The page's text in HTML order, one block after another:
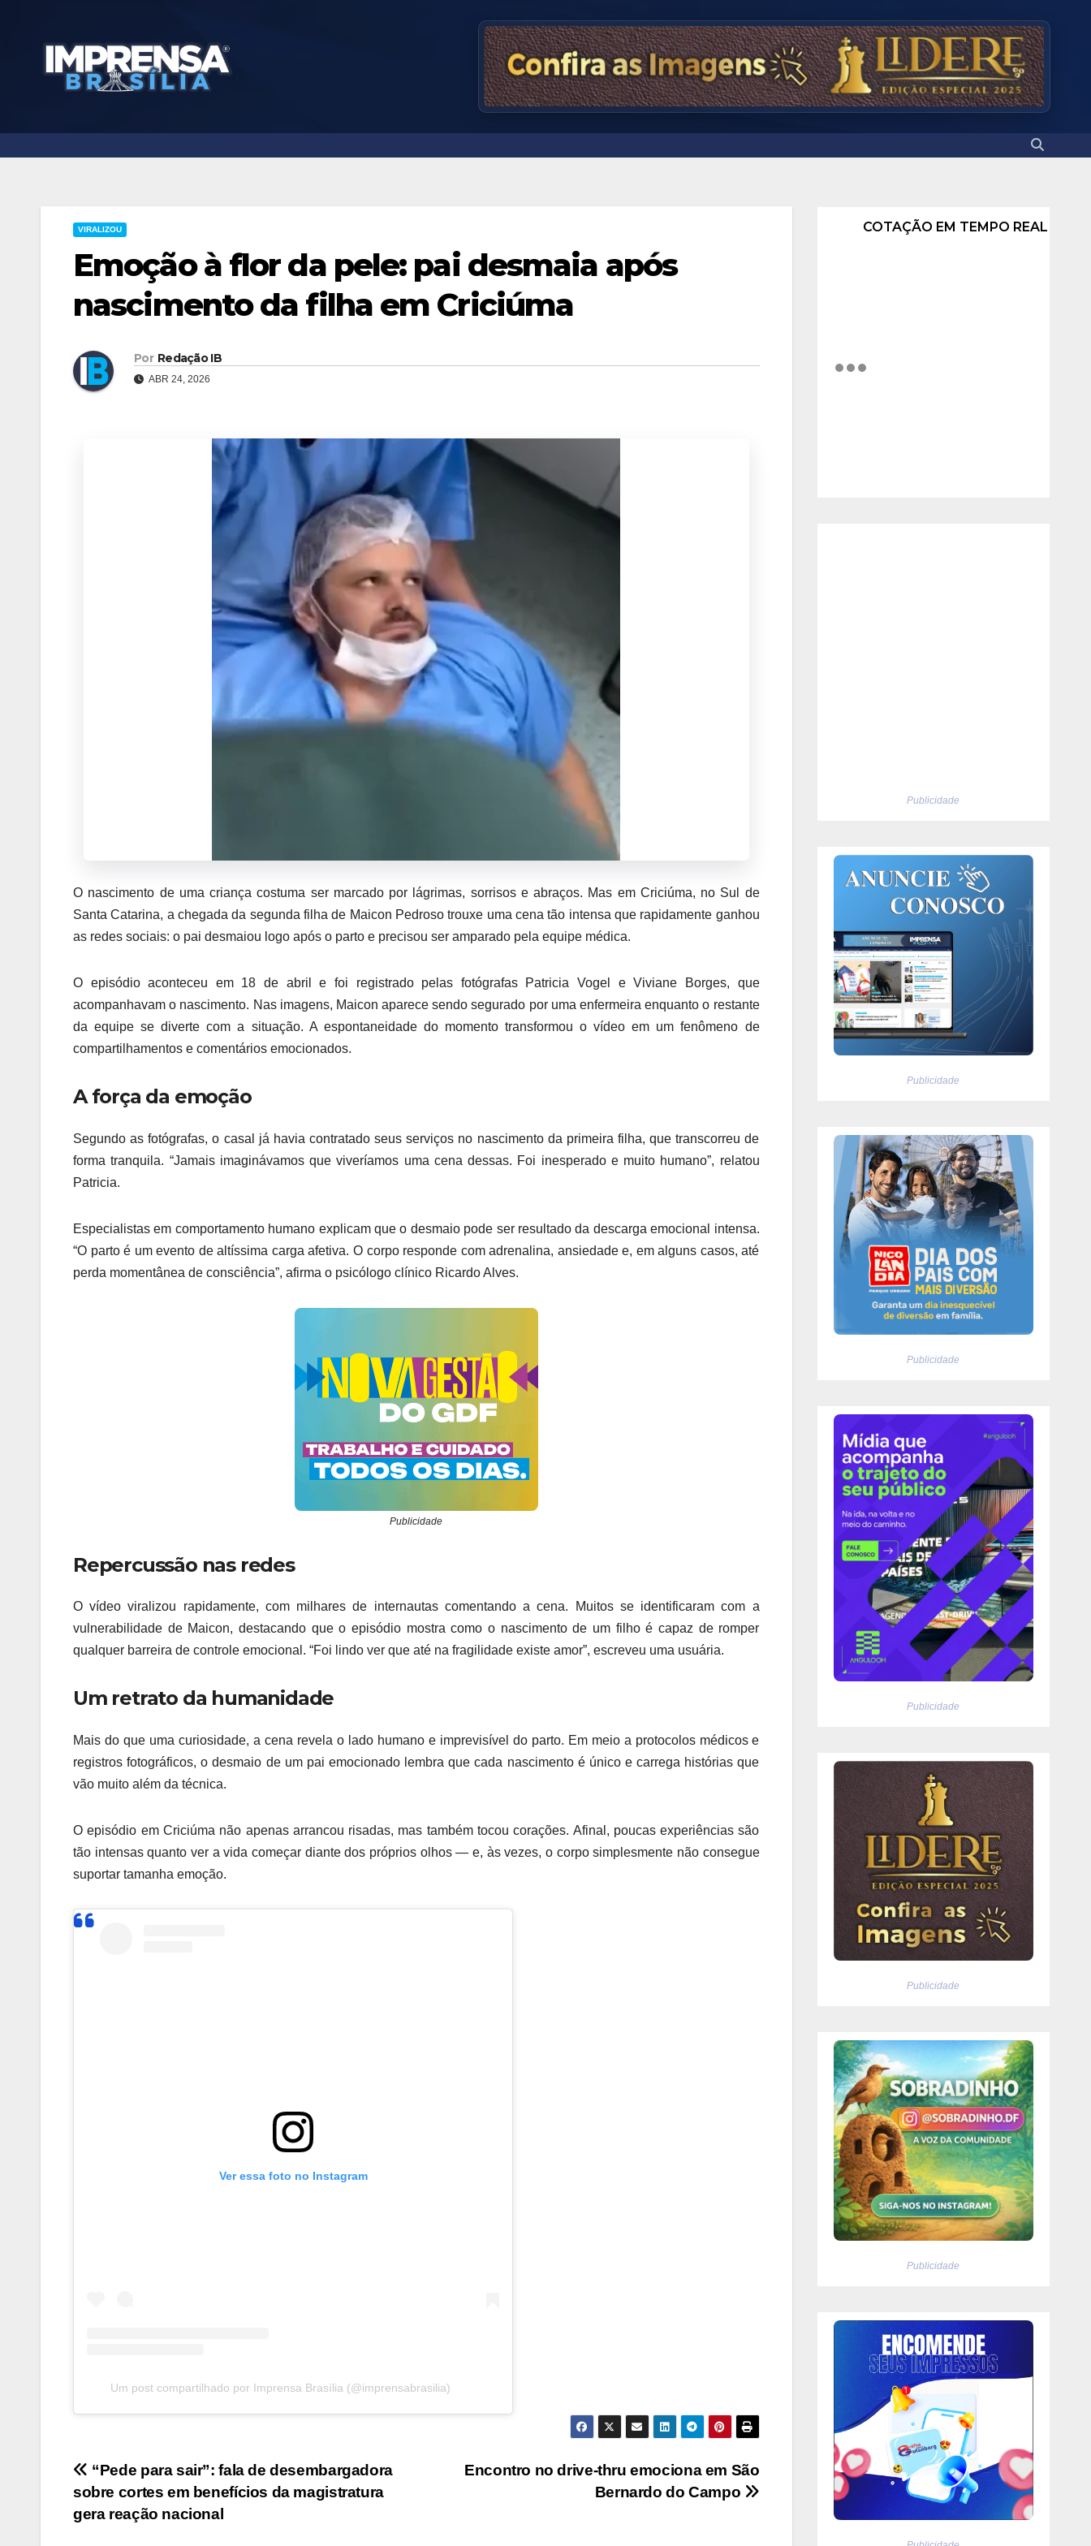
VIRALIZOU
Emoção à flor da pele: pai desmaia após
nascimento da filha em Criciúma
Por Redação IB
ABR 24, 2026
O nascimento de uma criança costuma ser marcado por lágrimas, sorrisos e abraços. Mas em Criciúma, no Sul de
Santa Catarina, a chegada da segunda filha de Maicon Pedroso trouxe uma cena tão intensa que rapidamente ganhou
as redes sociais: o pai desmaiou logo após o parto e precisou ser amparado pela equipe médica.
O episódio aconteceu em 18 de abril e foi registrado pelas fotógrafas Patricia Vogel e Viviane Borges, que
acompanhavam o nascimento. Nas imagens, Maicon aparece sendo segurado por uma enfermeira enquanto o restante
da equipe se diverte com a situação. A espontaneidade do momento transformou o vídeo em um fenômeno de
compartilhamentos e comentários emocionados.
A força da emoção
Segundo as fotógrafas, o casal já havia contratado seus serviços no nascimento da primeira filha, que transcorreu de
forma tranquila. “Jamais imaginávamos que viveríamos uma cena dessas. Foi inesperado e muito humano”, relatou
Patricia.
Especialistas em comportamento humano explicam que o desmaio pode ser resultado da descarga emocional intensa.
“O parto é um evento de altíssima carga afetiva. O corpo responde com adrenalina, ansiedade e, em alguns casos, até
perda momentânea de consciência”, afirma o psicólogo clínico Ricardo Alves.
Publicidade
Repercussão nas redes
O vídeo viralizou rapidamente, com milhares de internautas comentando a cena. Muitos se identificaram com a
vulnerabilidade de Maicon, destacando que o episódio mostra como o nascimento de um filho é capaz de romper
qualquer barreira de controle emocional. “Foi lindo ver que até na fragilidade existe amor”, escreveu uma usuária.
Um retrato da humanidade
Mais do que uma curiosidade, a cena revela o lado humano e imprevisível do parto. Em meio a protocolos médicos e
registros fotográficos, o desmaio de um pai emocionado lembra que cada nascimento é único e carrega histórias que
vão muito além da técnica.
O episódio em Criciúma não apenas arrancou risadas, mas também tocou corações. Afinal, poucas experiências são
tão intensas quanto ver a vida começar diante dos próprios olhos — e, às vezes, o corpo simplesmente não consegue
suportar tamanha emoção.
Ver essa foto no Instagram
Um post compartilhado por Imprensa Brasília (@imprensabrasilia)
Navegação
de
Encontro no drive-thru emociona em São
Bernardo do Campo
“Pede para sair”: fala de desembargadora
sobre cortes em benefícios da magistratura
gera reação nacional
COTAÇÃO EM TEMPO REAL
Publicidade
Publicidade
Publicidade
Publicidade
Publicidade
Publicidade